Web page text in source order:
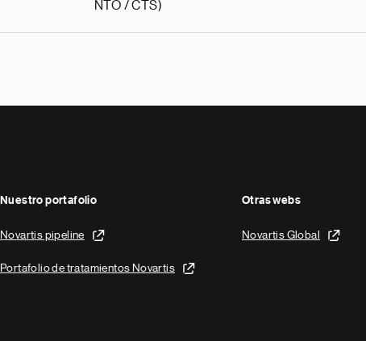
NTO / CTS)
Nuestro portafolio
Novartis pipeline
Portafolio de tratamientos Novartis
Otras webs
Novartis Global